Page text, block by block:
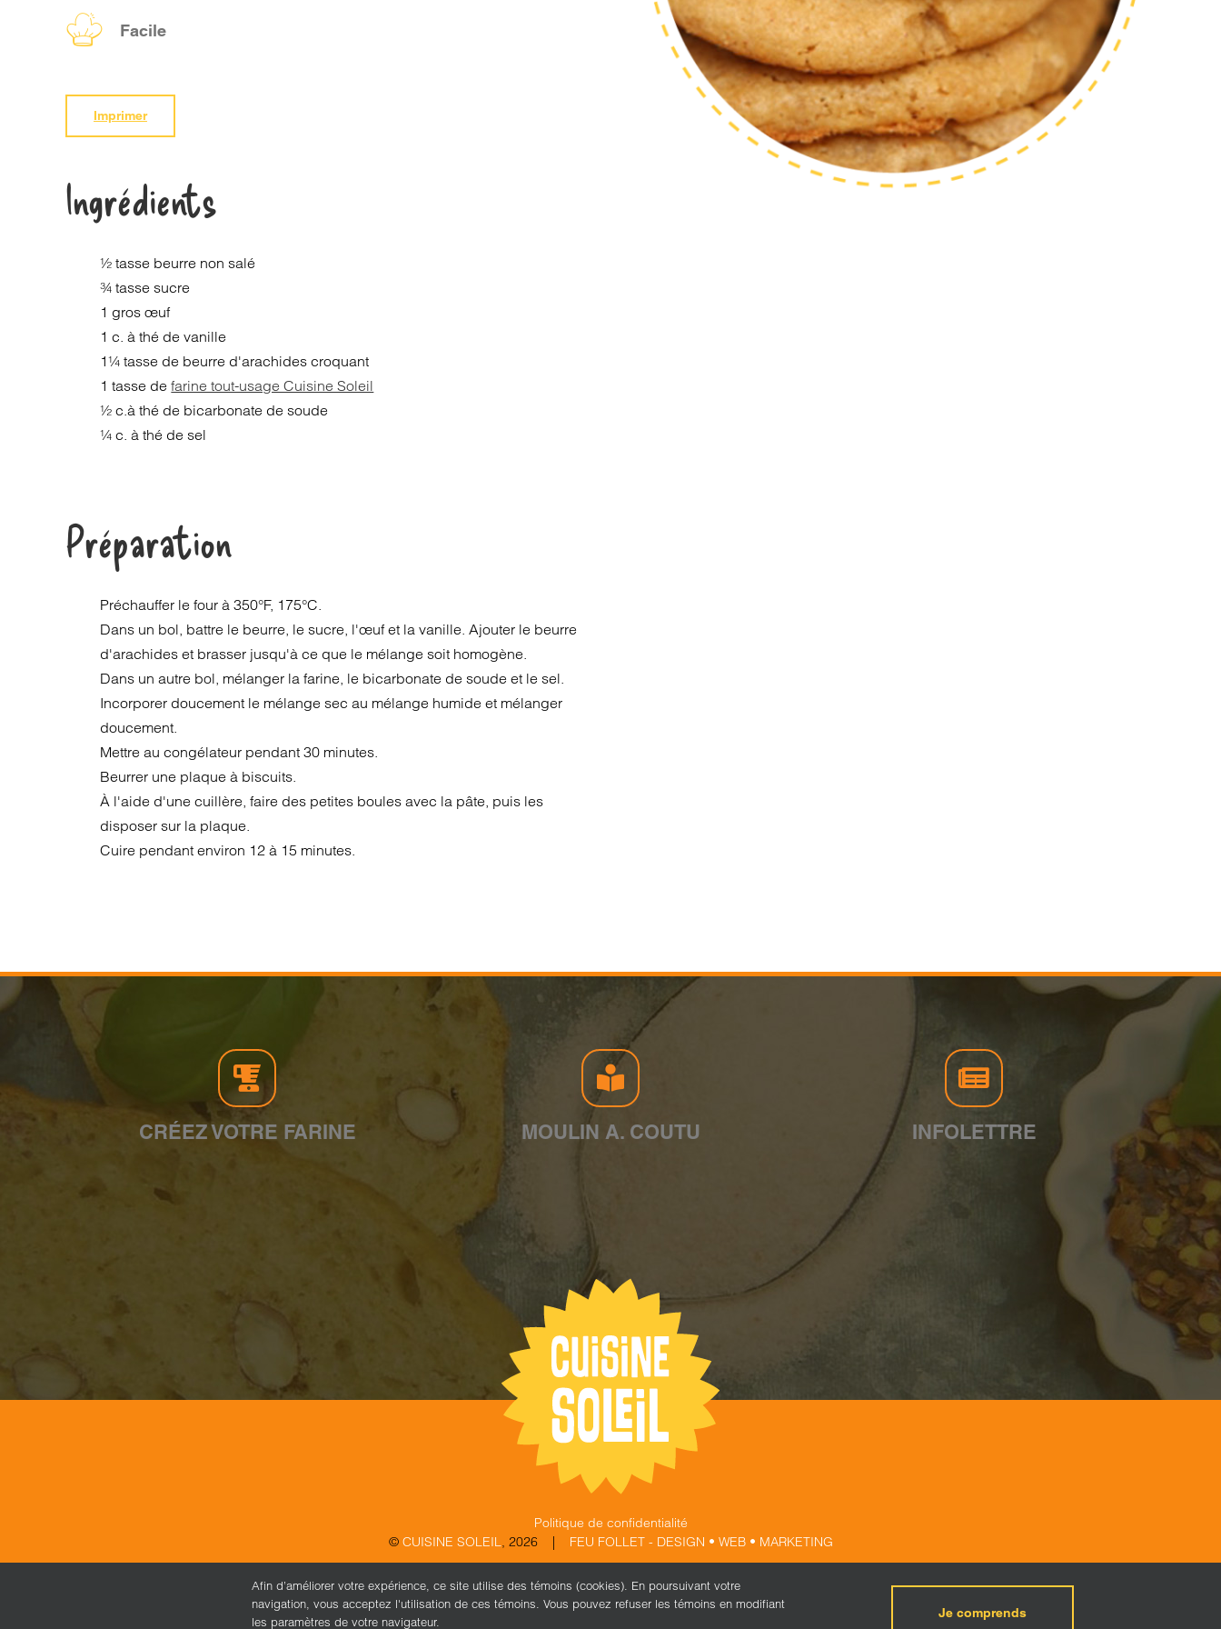
Facile
Imprimer
Ingrédients
½ tasse beurre non salé
¾ tasse sucre
1 gros œuf
1 c. à thé de vanille
1¼ tasse de beurre d'arachides croquant
1 tasse defarine tout-usage Cuisine Soleil
½ c.à thé de bicarbonate de soude
¼ c. à thé de sel
Préparation
Préchauffer le four à 350°F, 175°C.
Dans un bol, battre le beurre, le sucre, l'œuf et la vanille. Ajouter le beurre
d'arachides et brasser jusqu'à ce que le mélange soit homogène.
Dans un autre bol, mélanger la farine, le bicarbonate de soude et le sel.
Incorporer doucement le mélange sec au mélange humide et mélanger
doucement.
Mettre au congélateur pendant 30 minutes.
Beurrer une plaque à biscuits.
À l'aide d'une cuillère, faire des petites boules avec la pâte, puis les
disposer sur la plaque.
Cuire pendant environ 12 à 15 minutes.
CRÉEZ VOTRE FARINE MOULIN A. COUTU INFOLETTRE
Politique de confidentialité
© CUISINE SOLEIL, 2026 | FEU FOLLET - DESIGN • WEB • MARKETING
FacebookInstagram
Afin d’améliorer votre expérience, ce site utilise des témoins (cookies). En poursuivant votre
navigation, vous acceptez l'utilisation de ces témoins. Vous pouvez refuser les témoins en modifiant
les paramètres de votre navigateur.
Je comprends